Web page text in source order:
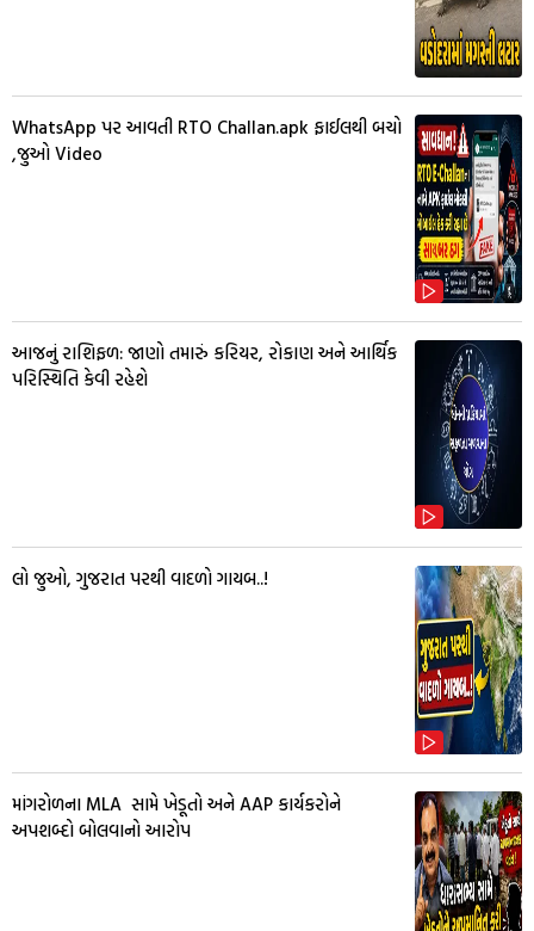
WhatsApp પર આવતી RTO Challan.apk ફાઈલથી બચો
,જુઓ Video
આજનું રાશિફળ: જાણો તમારું કરિયર, રોકાણ અને આર્થિક
પરિસ્થિતિ કેવી રહેશે
લો જુઓ, ગુજરાત પરથી વાદળો ગાયબ..!
માંગરોળના MLA સામે ખેડૂતો અને AAP કાર્યકરોને
અપશબ્દો બોલવાનો આરોપ